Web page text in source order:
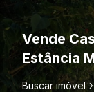
Vende
Estância
Buscar imóvel